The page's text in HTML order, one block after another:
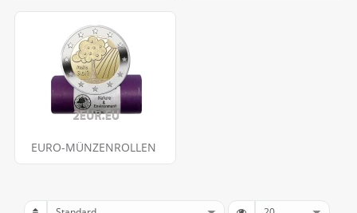
EURO-MÜNZENROLLEN